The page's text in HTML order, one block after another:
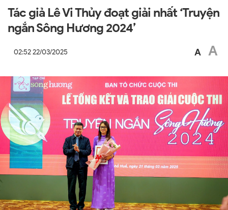
Tác giả Lê Vi Thủy đoạt giải nhất ‘Truyện
ngắn Sông Hương 2024’
02:52 22/03/2025 A A